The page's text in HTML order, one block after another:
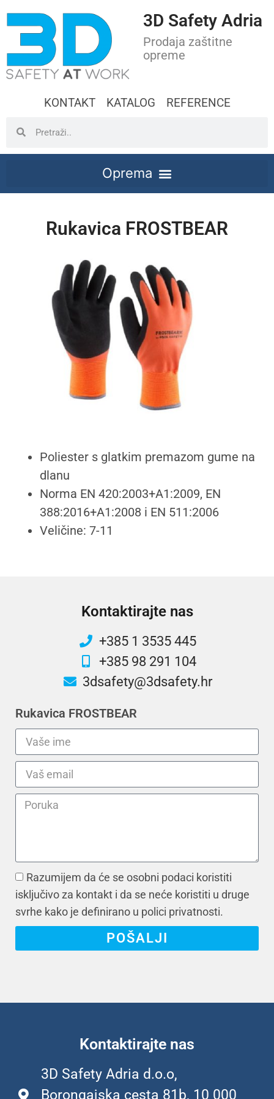
3D Safety Adria
Prodaja zaštitne
opreme
KONTAKT KATALOG REFERENCE
Rukavica FROSTBEAR
Poliester s glatkim premazom gume na
dlanu
Norma EN 420:2003+A1:2009, EN
388:2016+A1:2008 i EN 511:2006
Veličine: 7-11
Kontaktirajte nas
+385 1 3535 445
+385 98 291 104
3dsafety@3dsafety.hr
Rukavica FROSTBEAR
Razumijem da će se osobni podaci koristiti
isključivo za kontakt i da se neće koristiti u druge
svrhe kako je definirano u polici privatnosti.
POŠALJI
Kontaktirajte nas
3D Safety Adria d.o.o,
Borongajska cesta 81b, 10 000